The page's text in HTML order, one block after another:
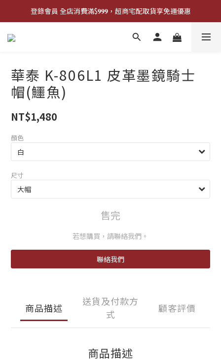
登錄會員 全店消費滿$𝟗𝟗𝟗，超商宅配取貨享免運優惠
登錄會員 全店消費滿$𝟗𝟗𝟗，超商宅配取貨享免運優惠
歡迎來門市試戴尺寸
登錄會員 全店消費滿$𝟗𝟗𝟗，超商宅配取貨享免運優惠
華泰 K-806L1 皮革墨鏡騎士
帽(鱷魚)
NT$1,480
顏色
尺寸
售完
若想購買，請聯絡我們。
聯絡我們
商品描述
送貨及付款方
式
顧客評價
商品描述